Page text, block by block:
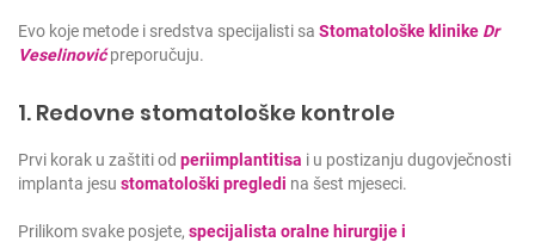
Evo koje metode i sredstva specijalisti sa Stomatološke klinike Dr
Veselinovićpreporučuju.
1. Redovne stomatološke kontrole
Prvi korak u zaštiti od periimplantitisa i u postizanju dugovječnosti
implanta jesu stomatološki pregledi na šest mjeseci.
Prilikom svake posjete, specijalista oralne hirurgije i